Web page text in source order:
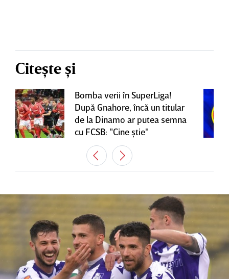
Citește și
Bomba verii în SuperLiga!
După Gnahore, încă un titular
de la Dinamo ar putea semna
cu FCSB: "Cine ştie"